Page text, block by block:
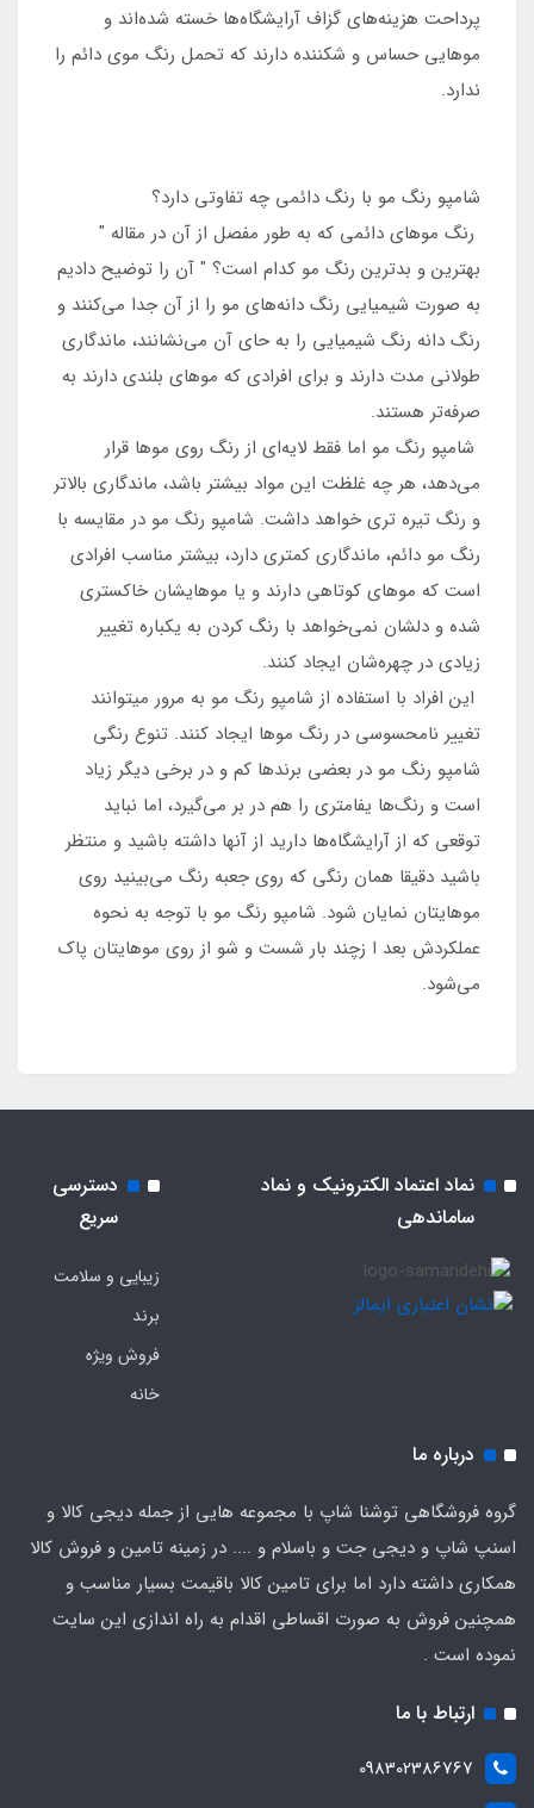
پرداحت هزینه‌های گزاف آرایشگاه‌ها خسته شده‌اند و
موهایی حساس و شکننده دارند که تحمل رنگ موی دائم را
ندارد.
شامپو رنگ مو با رنگ دائمی چه تفاوتی دارد؟
رنگ موهای دائمی که به طور مفصل از آن در مقاله "
بهترین و بدترین رنگ مو کدام است؟ " آن را توضیح دادیم
به صورت شیمیایی رنگ دانه‌های مو را از آن جدا می‌کنند و
رنگ دانه رنگ شیمیایی را به حای آن می‌نشانند، ماندگاری
طولانی مدت دارند و برای افرادی که موهای بلندی دارند به
صرفه‌تر هستند.
شامپو رنگ مو اما فقط لایه‌ای از رنگ روی موها قرار
می‌دهد، هر چه غلظت این مواد بیشتر باشد، ماندگاری بالاتر
و رنگ تیره تری خواهد داشت. شامپو رنگ مو در مقایسه با
رنگ مو دائم، ماندگاری کمتری دارد، بیشتر مناسب افرادی
است که موهای کوتاهی دارند و یا موهایشان خاکستری
شده و دلشان نمی‌خواهد با رنگ کردن به یکباره تغییر
زیادی در چهره‌شان ایجاد کنند.
این افراد با استفاده از شامپو رنگ مو به مرور میتوانند
تغییر نامحسوسی در رنگ موها ایجاد کنند. تنوع رنگی
شامپو رنگ مو در بعضی برندها کم و در برخی دیگر زیاد
است و رنگ‌ها یفامتری را هم در بر می‌گیرد، اما نباید
توقعی که از آرایشگاه‌ها دارید از آنها داشته باشید و منتظر
باشید دقیقا همان رنگی که روی جعبه رنگ می‌بینید روی
موهایتان نمایان شود. شامپو رنگ مو با توجه به نحوه
عملکردش بعد ا زچند بار شست و شو از روی موهایتان پاک
می‌شود.
نماد اعتماد الکترونیک و نماد
ساماندهی
دسترسی
سریع
زیبایی و سلامت
برند
فروش ویژه
خانه
درباره ما
گروه فروشگاهی توشنا شاپ با مجموعه هایی از جمله دیجی کالا و
اسنپ شاپ و دیجی جت و باسلام و .... در زمینه تامین و فروش کالا
همکاری داشته دارد اما برای تامین کالا باقیمت بسیار مناسب و
همچنین فروش به صورت اقساطی اقدام به راه اندازی این سایت
نموده است .
ارتباط با ما
098302386767